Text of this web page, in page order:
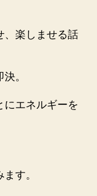
、楽しませる話
。
にエネルギーを
す。